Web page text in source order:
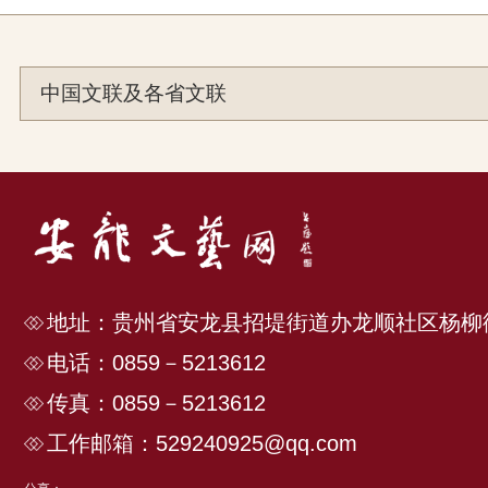
中国文联及各省文联
地址：贵州省安龙县招堤街道办龙顺社区杨柳
电话：0859－5213612
传真：0859－5213612
工作邮箱：529240925@qq.com